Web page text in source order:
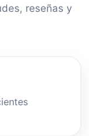
reseñas y